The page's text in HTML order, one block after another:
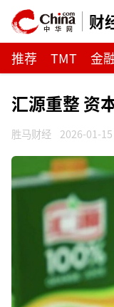
财
推荐 TMT 金
汇源重整 资
胜马财经 2026-01-